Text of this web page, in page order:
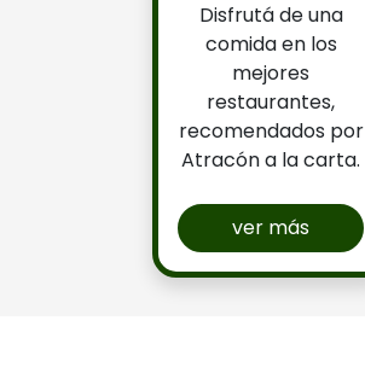
Disfrutá de una
comida en los
mejores
restaurantes,
recomendados por
Atracón a la carta.
ver más